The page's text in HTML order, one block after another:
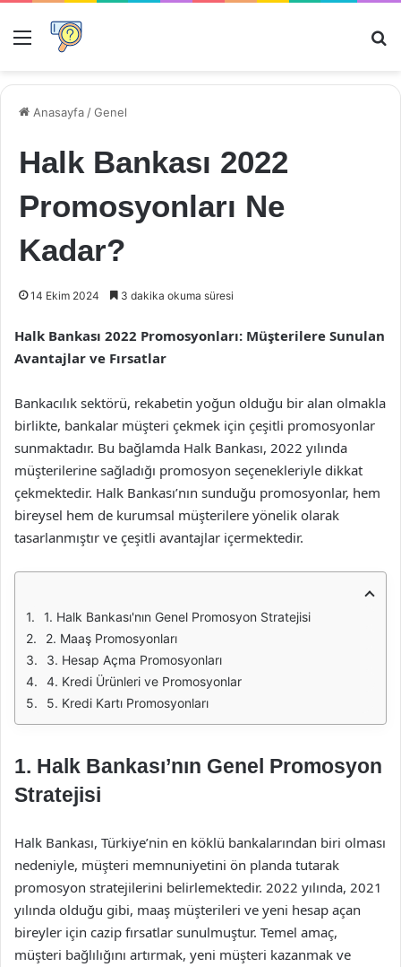
Menü
Anasayfa /Genel
Halk Bankası 2022
Promosyonları Ne
Kadar?
14 Ekim 2024 3 dakika okuma süresi
Halk Bankası 2022 Promosyonları: Müşterilere Sunulan
Avantajlar ve Fırsatlar
Bankacılık sektörü, rekabetin yoğun olduğu bir alan olmakla
birlikte, bankalar müşteri çekmek için çeşitli promosyonlar
sunmaktadır. Bu bağlamda Halk Bankası, 2022 yılında
müşterilerine sağladığı promosyon seçenekleriyle dikkat
çekmektedir. Halk Bankası’nın sunduğu promosyonlar, hem
bireysel hem de kurumsal müşterilere yönelik olarak
tasarlanmıştır ve çeşitli avantajlar içermektedir.
1. Halk Bankası'nın Genel Promosyon Stratejisi
2. Maaş Promosyonları
3. Hesap Açma Promosyonları
4. Kredi Ürünleri ve Promosyonlar
5. Kredi Kartı Promosyonları
1. Halk Bankası’nın Genel Promosyon
Stratejisi
Halk Bankası, Türkiye’nin en köklü bankalarından biri olması
nedeniyle, müşteri memnuniyetini ön planda tutarak
promosyon stratejilerini belirlemektedir. 2022 yılında, 2021
yılında olduğu gibi, maaş müşterileri ve yeni hesap açan
bireyler için cazip fırsatlar sunulmuştur. Temel amaç,
müşteri bağlılığını artırmak, yeni müşteri kazanmak ve